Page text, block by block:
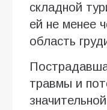
складной
ей не менее
область
травмы и